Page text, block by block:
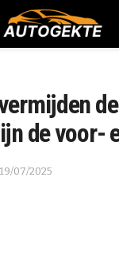
de voor-
19/07/2025